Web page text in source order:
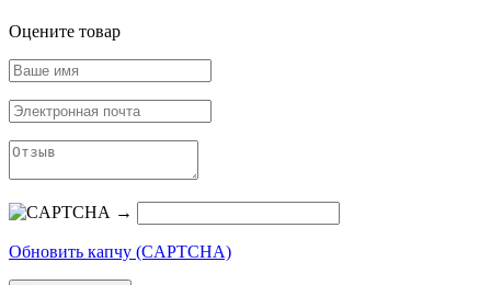
Оцените товар
→
Обновить капчу (CAPTCHA)